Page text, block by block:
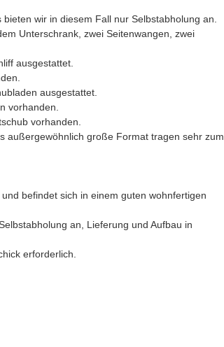
wir in diesem Fall nur Selbstabholung an.
Unterschrank, zwei Seitenwangen, zwei
ausgestattet.
ausgestattet.
vorhanden.
vorhanden.
außergewöhnlich große Format tragen sehr zum
befindet sich in einem guten wohnfertigen
an, Lieferung und Aufbau in
erforderlich.